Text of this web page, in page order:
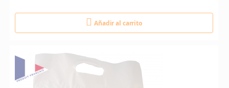
Añadir al carrito